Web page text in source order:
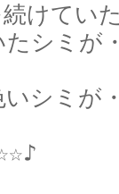
けてい
シミが
シミが